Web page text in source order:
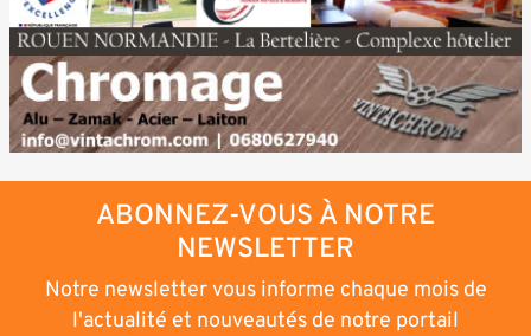
ABONNEZ-VOUS À NOTRE
NEWSLETTER
Notre newsletter vous informe chaque mois de
l'actualité et nouveautés de notre portail